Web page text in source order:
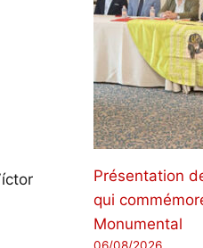
Présentation
qui
Monumental